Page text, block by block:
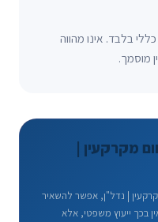
בלבד. אינו מהווה
מוסמך.
מקרקעין |
| נדל"ן, אפשר להשאיר
בכך ייעוץ משפטי, אלא